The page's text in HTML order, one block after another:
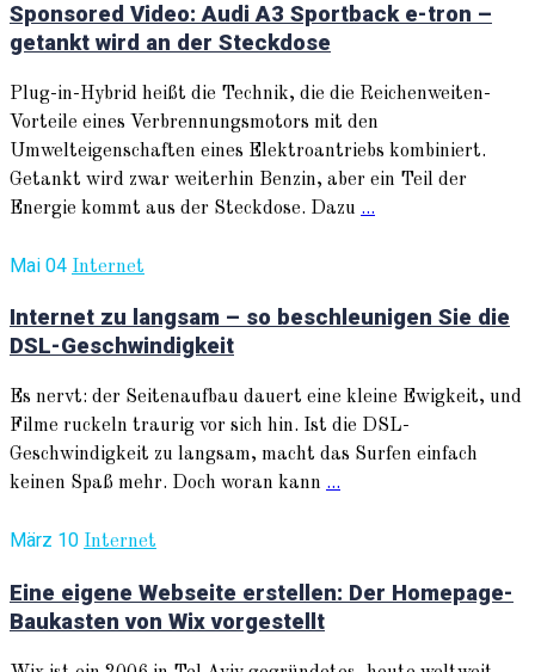
Sponsored Video: Audi A3 Sportback e-tron –
getankt wird an der Steckdose
Plug-in-Hybrid heißt die Technik, die die Reichenweiten-
Vorteile eines Verbrennungsmotors mit den
Umwelteigenschaften eines Elektroantriebs kombiniert.
Getankt wird zwar weiterhin Benzin, aber ein Teil der
Energie kommt aus der Steckdose. Dazu ...
Mai 04 Internet
Internet zu langsam – so beschleunigen Sie die
DSL-Geschwindigkeit
Es nervt: der Seitenaufbau dauert eine kleine Ewigkeit, und
Filme ruckeln traurig vor sich hin. Ist die DSL-
Geschwindigkeit zu langsam, macht das Surfen einfach
keinen Spaß mehr. Doch woran kann ...
März 10 Internet
Eine eigene Webseite erstellen: Der Homepage-
Baukasten von Wix vorgestellt